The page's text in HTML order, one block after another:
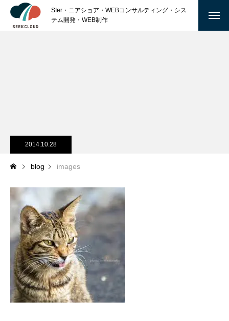
SIer・ニアショア・WEBコンサルティング・シス
テム開発・WEB制作
SERVICE
TECHNOLOGY
MARKETING
GRAPHIC DESIGN
BLOG
NEWS
CONTACT
2014.10.28
blog images